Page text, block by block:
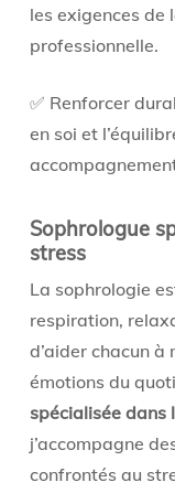
les exigences de
professionnelle.
✅ Renforcer
en soi et
Sophrologue
stress
La sophrologie
respiration,
d’aider chacun à
émotions du
spécialisée dans
j’accompagne
confrontés au